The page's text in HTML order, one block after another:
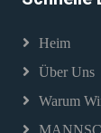
Heim
Über Uns
Warum